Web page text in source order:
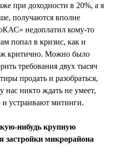
при доходности в 20%, а я
получаются вполне
недоплатил кому-то
попал в кризис, как и
критично. Можно было
требования двух тысяч
продать и разобраться,
нас никто ждать не умеет,
и устраивают митинги.
нибудь крупную
застройки микрорайона